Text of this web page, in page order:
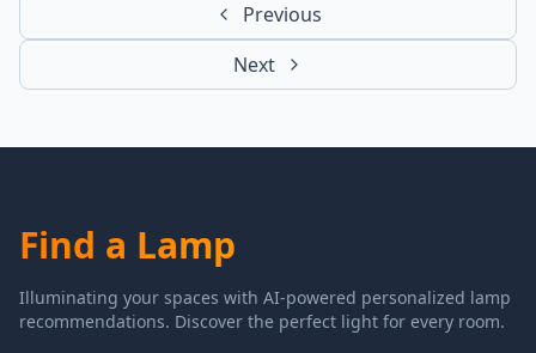
Previous
Next
Find a Lamp
Illuminating your spaces with AI-powered personalized lamp
recommendations. Discover the perfect light for every room.